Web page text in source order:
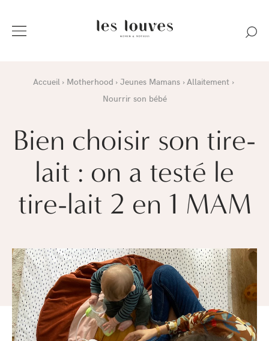
Accueil Motherhood Jeunes Mamans Allaitement
Nourrir son bébé
Bien choisir son tire-
lait : on a testé le
tire-lait 2 en 1 MAM